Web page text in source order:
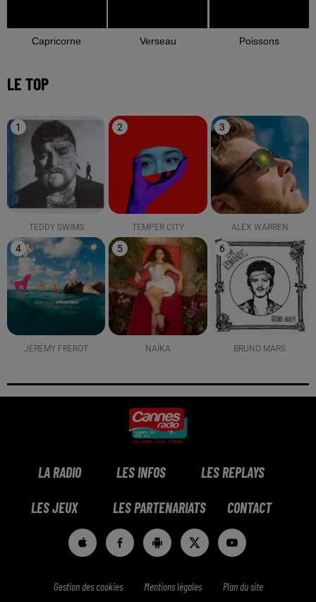
Capricorne Verseau Poissons
LE TOP
1
TEDDY SWIMS
2
TEMPER CITY
3
ALEX WARREN
4
JÉRÉMY FREROT
5
NAÏKA
6
BRUNO MARS
LA RADIO LES INFOS LES REPLAYS
LES JEUX LES PARTENARIATS CONTACT
Gestion des cookies Mentions légales Plan du site